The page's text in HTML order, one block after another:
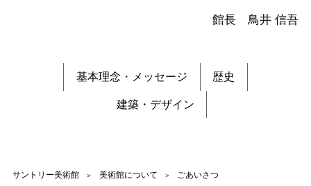
サントリー美術館 美術館について ごあいさつ
館長 鳥井 信吾
基本理念・メッセージ 歴史
建築・デザイン